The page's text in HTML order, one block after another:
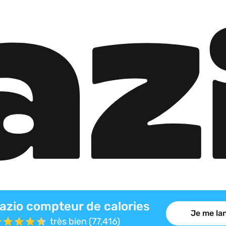
compteur de calories
très bien (77,416)
Je me